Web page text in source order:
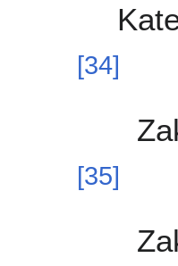
[34]
[35]